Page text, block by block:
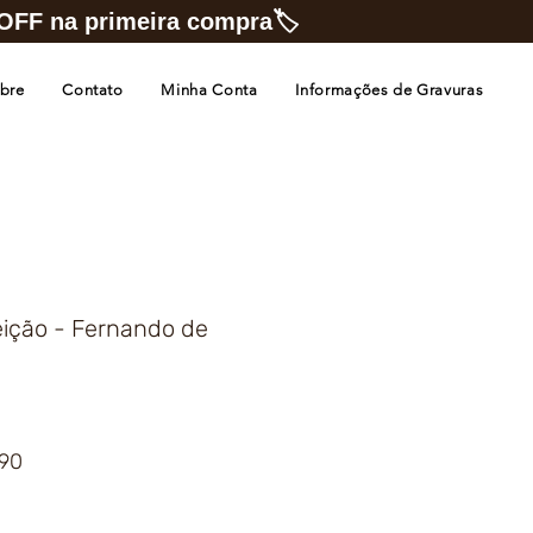
Contato Minha Conta Informações de Gravuras
OFF na primeira compra🏷️
- Fernando de